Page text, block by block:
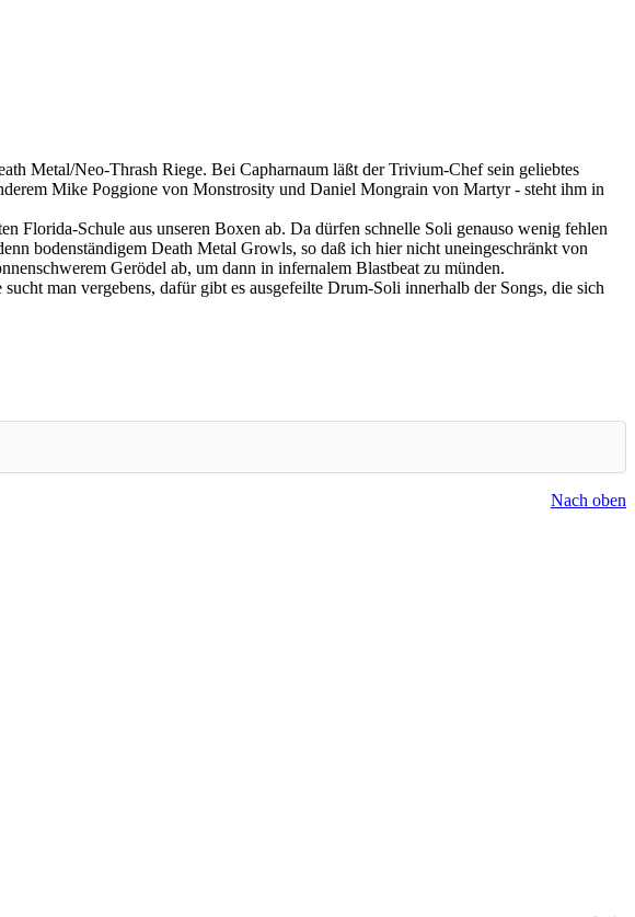
Metal/Neo-Thrash Riege. Bei Capharnaum läßt der Trivium-Chef sein geliebtes
Mike Poggione von Monstrosity und Daniel Mongrain von Martyr - steht ihm in
Florida-Schule aus unseren Boxen ab. Da dürfen schnelle Soli genauso wenig fehlen
bodenständigem Death Metal Growls, so daß ich hier nicht uneingeschränkt von
Gerödel ab, um dann in infernalem Blastbeat zu münden.
man vergebens, dafür gibt es ausgefeilte Drum-Soli innerhalb der Songs, die sich
Nach oben